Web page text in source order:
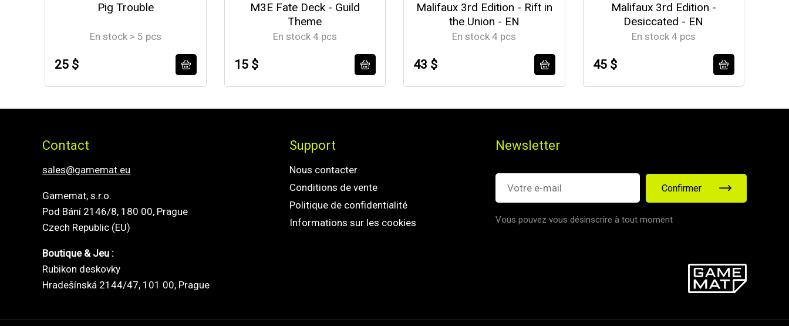
Pig Trouble
En stock > 5 pcs
25 $
M3E Fate Deck - Guild
Theme
En stock 4 pcs
15 $
Malifaux 3rd Edition - Rift in
the Union - EN
En stock 4 pcs
43 $
Malifaux 3rd Edition -
Desiccated - EN
En stock 4 pcs
45 $
Contact
sales@gamemat.eu
Gamemat, s.r.o.
Pod Bání 2146/8, 180 00, Prague
Czech Republic (EU)
Boutique & Jeu :
Rubikon deskovky
Hradešínská 2144/47, 101 00, Prague
Support
Nous contacter
Conditions de vente
Politique de confidentialité
Informations sur les cookies
Newsletter
Confirmer
Vous pouvez vous désinscrire à tout moment